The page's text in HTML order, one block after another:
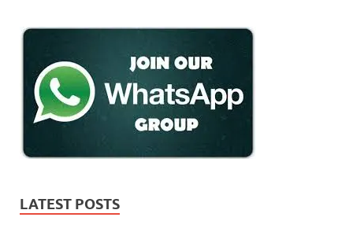
LATEST POSTS